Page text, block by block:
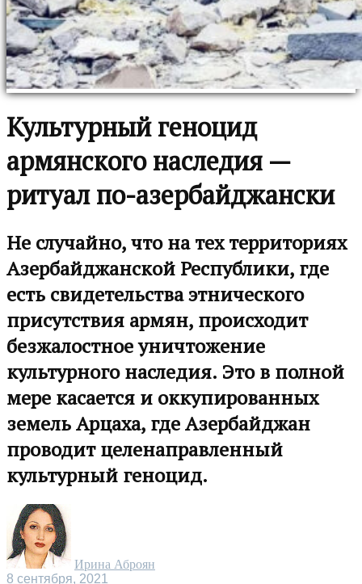
Культурный геноцид
армянского наследия —
ритуал по-азербайджански
Не случайно, что на тех территориях
Азербайджанской Республики, где
есть свидетельства этнического
присутствия армян, происходит
безжалостное уничтожение
культурного наследия. Это в полной
мере касается и оккупированных
земель Арцаха, где Азербайджан
проводит целенаправленный
культурный геноцид.
Ирина Аброян
8 сентября, 2021